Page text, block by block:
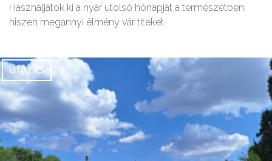
Használjátok ki a nyár utolsó hónapját a természetben,
hiszen megannyi élmény vár titeket.
UTAZÁS